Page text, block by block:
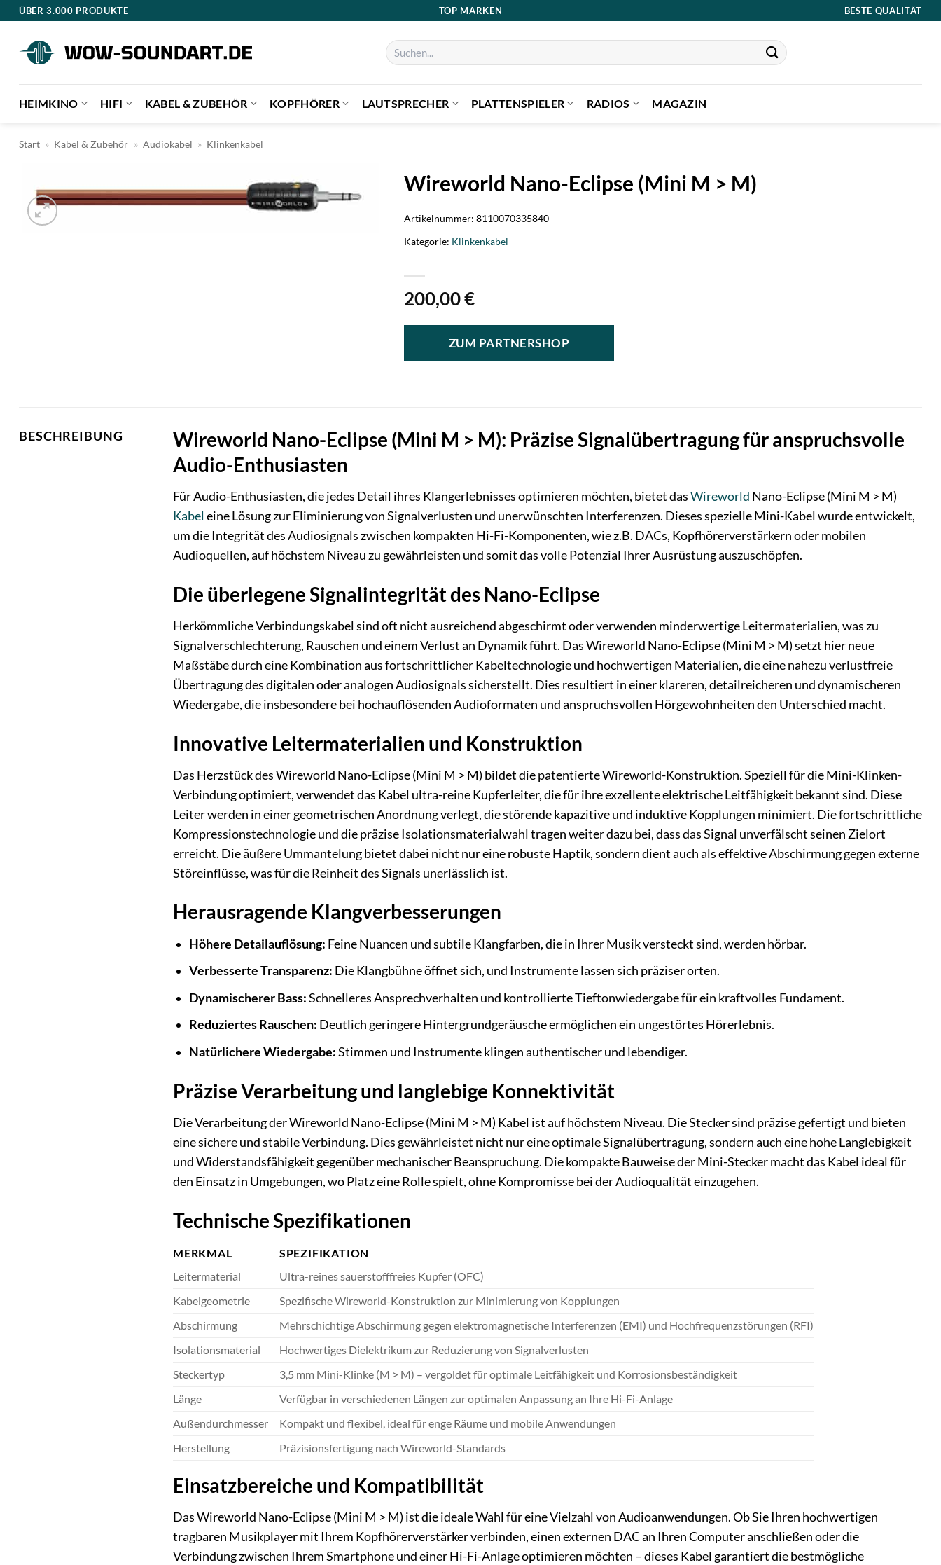
Zum
springen
ÜBER 3.000 PRODUKTE TOP MARKEN BESTE QUALITÄT
Suchen
nach:
HEIMKINO HIFI KABEL & ZUBEHÖR KOPFHÖRER LAUTSPRECHER PLATTENSPIELER RADIOS MAGAZIN
Start » Kabel & Zubehör » Audiokabel » Klinkenkabel
Wireworld Nano-Eclipse (Mini M > M)
200,00€
ZUM PARTNERSHOP
Artikelnummer: 8110070335840
Kategorie: Klinkenkabel
BESCHREIBUNG
Wireworld Nano-Eclipse (Mini M > M): Präzise Signalübertragung für anspruchsvolle
Audio-Enthusiasten
Für Audio-Enthusiasten, die jedes Detail ihres Klangerlebnisses optimieren möchten, bietet dasWireworld Nano-Eclipse (Mini M > M)
Kabeleine Lösung zur Eliminierung von Signalverlusten und unerwünschten Interferenzen. Dieses spezielle Mini-Kabel wurde entwickelt,
um die Integrität des Audiosignals zwischen kompakten Hi-Fi-Komponenten, wie z.B. DACs, Kopfhörerverstärkern oder mobilen
Audioquellen, auf höchstem Niveau zu gewährleisten und somit das volle Potenzial Ihrer Ausrüstung auszuschöpfen.
Die überlegene Signalintegrität des Nano-Eclipse
Herkömmliche Verbindungskabel sind oft nicht ausreichend abgeschirmt oder verwenden minderwertige Leitermaterialien, was zu
Signalverschlechterung, Rauschen und einem Verlust an Dynamik führt. Das Wireworld Nano-Eclipse (Mini M > M) setzt hier neue
Maßstäbe durch eine Kombination aus fortschrittlicher Kabeltechnologie und hochwertigen Materialien, die eine nahezu verlustfreie
Übertragung des digitalen oder analogen Audiosignals sicherstellt. Dies resultiert in einer klareren, detailreicheren und dynamischeren
Wiedergabe, die insbesondere bei hochauflösenden Audioformaten und anspruchsvollen Hörgewohnheiten den Unterschied macht.
Innovative Leitermaterialien und Konstruktion
Das Herzstück des Wireworld Nano-Eclipse (Mini M > M) bildet die patentierte Wireworld-Konstruktion. Speziell für die Mini-Klinken-
Verbindung optimiert, verwendet das Kabel ultra-reine Kupferleiter, die für ihre exzellente elektrische Leitfähigkeit bekannt sind. Diese
Leiter werden in einer geometrischen Anordnung verlegt, die störende kapazitive und induktive Kopplungen minimiert. Die fortschrittliche
Kompressionstechnologie und die präzise Isolationsmaterialwahl tragen weiter dazu bei, dass das Signal unverfälscht seinen Zielort
erreicht. Die äußere Ummantelung bietet dabei nicht nur eine robuste Haptik, sondern dient auch als effektive Abschirmung gegen externe
Störeinflüsse, was für die Reinheit des Signals unerlässlich ist.
Herausragende Klangverbesserungen
Höhere Detailauflösung: Feine Nuancen und subtile Klangfarben, die in Ihrer Musik versteckt sind, werden hörbar.
Verbesserte Transparenz: Die Klangbühne öffnet sich, und Instrumente lassen sich präziser orten.
Dynamischerer Bass:Schnelleres Ansprechverhalten und kontrollierte Tieftonwiedergabe für ein kraftvolles Fundament.
Reduziertes Rauschen: Deutlich geringere Hintergrundgeräusche ermöglichen ein ungestörtes Hörerlebnis.
Natürlichere Wiedergabe:Stimmen und Instrumente klingen authentischer und lebendiger.
Präzise Verarbeitung und langlebige Konnektivität
Die Verarbeitung der Wireworld Nano-Eclipse (Mini M > M) Kabel ist auf höchstem Niveau. Die Stecker sind präzise gefertigt und bieten
eine sichere und stabile Verbindung. Dies gewährleistet nicht nur eine optimale Signalübertragung, sondern auch eine hohe Langlebigkeit
und Widerstandsfähigkeit gegenüber mechanischer Beanspruchung. Die kompakte Bauweise der Mini-Stecker macht das Kabel ideal für
den Einsatz in Umgebungen, wo Platz eine Rolle spielt, ohne Kompromisse bei der Audioqualität einzugehen.
Technische Spezifikationen
MERKMAL
SPEZIFIKATION
Leitermaterial
Ultra-reines sauerstofffreies Kupfer (OFC)
Kabelgeometrie
Spezifische Wireworld-Konstruktion zur Minimierung von Kopplungen
Abschirmung
Mehrschichtige Abschirmung gegen elektromagnetische Interferenzen (EMI) und Hochfrequenzstörungen (RFI)
Isolationsmaterial
Hochwertiges Dielektrikum zur Reduzierung von Signalverlusten
Steckertyp
3,5 mm Mini-Klinke (M > M) – vergoldet für optimale Leitfähigkeit und Korrosionsbeständigkeit
Länge
Verfügbar in verschiedenen Längen zur optimalen Anpassung an Ihre Hi-Fi-Anlage
Außendurchmesser
Kompakt und flexibel, ideal für enge Räume und mobile Anwendungen
Herstellung
Präzisionsfertigung nach Wireworld-Standards
Einsatzbereiche und Kompatibilität
Das Wireworld Nano-Eclipse (Mini M > M) ist die ideale Wahl für eine Vielzahl von Audioanwendungen. Ob Sie Ihren hochwertigen
tragbaren Musikplayer mit Ihrem Kopfhörerverstärker verbinden, einen externen DAC an Ihren Computer anschließen oder die
Verbindung zwischen Ihrem Smartphone und einer Hi-Fi-Anlage optimieren möchten – dieses Kabel garantiert die bestmögliche